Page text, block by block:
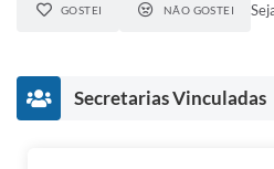
GOSTEI NÃO GOSTEI
Secretarias Vinculadas